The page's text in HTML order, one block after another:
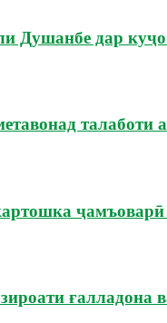
Душанбе дар